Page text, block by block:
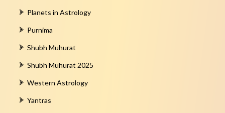
Planets in Astrology
Purnima
Shubh Muhurat
Shubh Muhurat 2025
Western Astrology
Yantras